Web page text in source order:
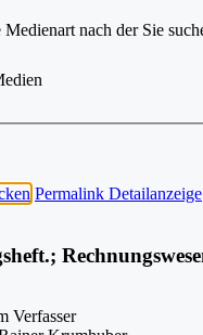
nach der Sie
Permalink Detailanzeige
Verfasser